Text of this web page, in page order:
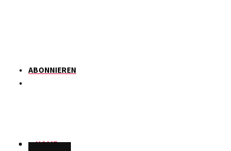
ABONNIEREN
HOME